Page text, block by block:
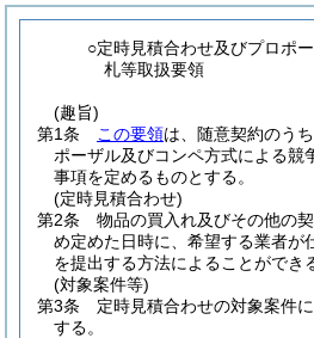
○定時見積合わせ及びプロポ
札等取扱要領
(趣旨)
第1条
この要領は、随意契約のう
ポーザル及びコンペ方式による競
事項を定めるものとする。
(定時見積合わせ)
第2条
物品の買入れ及びその他の
め定めた日時に、希望する業者が
を提出する方法によることができ
(対象案件等)
第3条
定時見積合わせの対象案件
する。